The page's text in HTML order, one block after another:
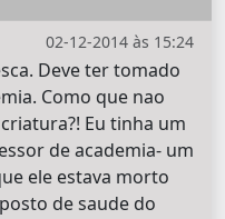
02-12-2014 às 15:24
Deve ter tomado
Como que nao
Eu tinha um
de academia- um
ele estava morto
de saude do